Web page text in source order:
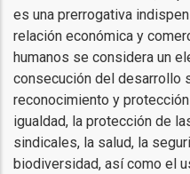
es una prerrogativa
relación económica y
humanos se considera un
consecución del desarrollo
reconocimiento y
igualdad, la protección de
sindicales, la salud, la
biodiversidad, así como el